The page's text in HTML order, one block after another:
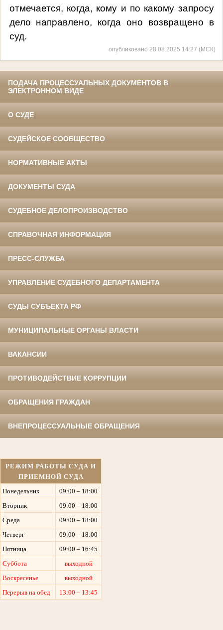
отмечается, когда, кому и по какому запросу
дело направлено, когда оно возвращено в
суд.
опубликовано 28.08.2025 14:27 (МСК)
ПОДАЧА ПРОЦЕССУАЛЬНЫХ ДОКУМЕНТОВ В
ЭЛЕКТРОННОМ ВИДЕ
О СУДЕ
СУДЕЙСКОЕ СООБЩЕСТВО
НОРМАТИВНЫЕ АКТЫ
ДОКУМЕНТЫ СУДА
СУДЕБНОЕ ДЕЛОПРОИЗВОДСТВО
СПРАВОЧНАЯ ИНФОРМАЦИЯ
ПРЕСС-СЛУЖБА
УПРАВЛЕНИЕ СУДЕБНОГО ДЕПАРТАМЕНТА
СУДЫ СУБЪЕКТА РФ
МУНИЦИПАЛЬНЫЕ ОРГАНЫ ВЛАСТИ
ВАКАНСИИ
ПРОТИВОДЕЙСТВИЕ КОРРУПЦИИ
ОБРАЩЕНИЯ ГРАЖДАН
ВНЕПРОЦЕССУАЛЬНЫЕ ОБРАЩЕНИЯ
РЕЖИМ РАБОТЫ СУДА И
ПРИЕМНОЙ СУДА
Понедельник
09:00 – 18:00
Вторник
09:00 – 18:00
Среда
09:00 – 18:00
Четверг
09:00 – 18:00
Пятница
09:00 – 16:45
Суббота
выходной
Воскресенье
выходной
Перерыв на обед
13:00 – 13:45